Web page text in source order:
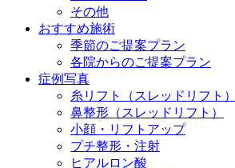
その他
おすすめ施術
季節のご提案プラン
各院からのご提案プラン
症例写真
糸リフト（スレッドリフト）
鼻整形（スレッドリフト）
小顔・リフトアップ
プチ整形・注射
ヒアルロン酸